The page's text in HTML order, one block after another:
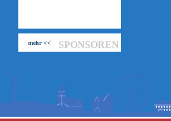
SPONSOREN
mehr <<